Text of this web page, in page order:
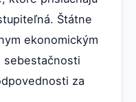
Štátne
ekonomickým
sebestačnosti
za